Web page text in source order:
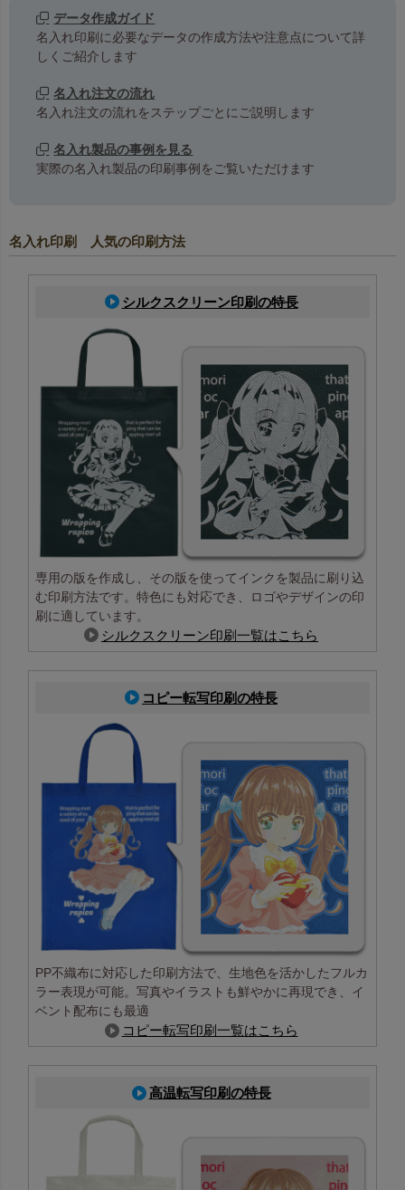
データ作成ガイド
名入れ印刷に必要なデータの作成方法や注意点について詳
しくご紹介します
名入れ注文の流れ
名入れ注文の流れをステップごとにご説明します
名入れ製品の事例を見る
実際の名入れ製品の印刷事例をご覧いただけます
名入れ印刷 人気の印刷方法
シルクスクリーン印刷の特長
専用の版を作成し、その版を使ってインクを製品に刷り込
む印刷方法です。特色にも対応でき、ロゴやデザインの印
刷に適しています。
シルクスクリーン印刷一覧はこちら
コピー転写印刷の特長
PP不織布に対応した印刷方法で、生地色を活かしたフルカ
ラー表現が可能。写真やイラストも鮮やかに再現でき、イ
ベント配布にも最適
コピー転写印刷一覧はこちら
高温転写印刷の特長